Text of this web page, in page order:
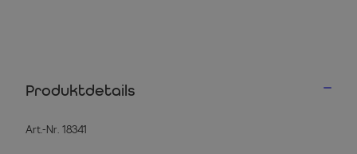
Produktdetails
Art.-Nr. 18341